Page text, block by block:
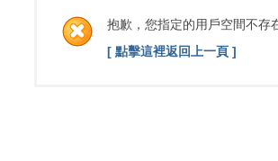
抱歉，您指定的用戶空間不存
[ 點擊這裡返回上一頁 ]